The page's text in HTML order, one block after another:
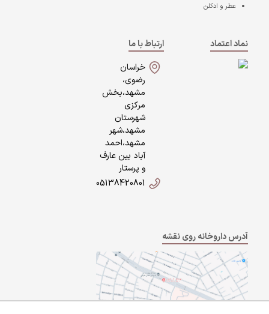
عطر و ادکلن
نماد اعتماد
ارتباط با ما
خراسان
رضوی،
مشهد،بخش
مرکزی
شهرستان
مشهد،شهر
مشهد،احمد
آباد بین عارف
و پرستار
05138420801
آدرس داروخانه روی نقشه